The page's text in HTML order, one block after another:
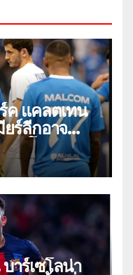
ค แคลตเทน
ยร์ลีกอาจ
อลโลก’
าร์เซโลน่า